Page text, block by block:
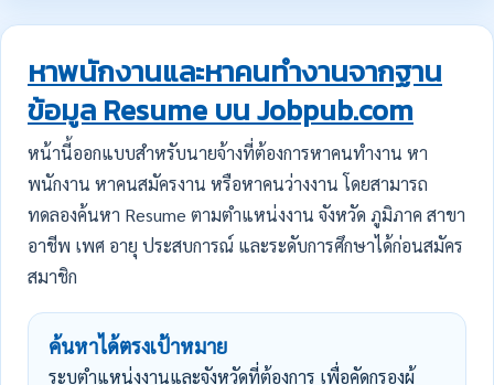
หาพนักงานและหาคนทำงานจากฐาน
ข้อมูล Resume บน Jobpub.com
หน้านี้ออกแบบสำหรับนายจ้างที่ต้องการหาคนทำงาน หา
พนักงาน หาคนสมัครงาน หรือหาคนว่างงาน โดยสามารถ
ทดลองค้นหา Resume ตามตำแหน่งงาน จังหวัด ภูมิภาค สาขา
อาชีพ เพศ อายุ ประสบการณ์ และระดับการศึกษาได้ก่อนสมัคร
สมาชิก
ค้นหาได้ตรงเป้าหมาย
ระบุตำแหน่งงานและจังหวัดที่ต้องการ เพื่อคัดกรองผู้